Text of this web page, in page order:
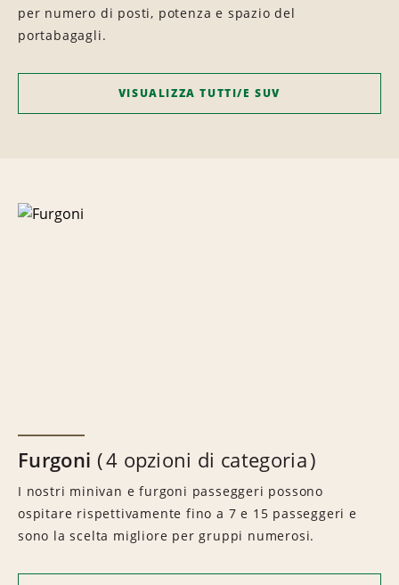
per numero di posti, potenza e spazio del
portabagagli.
VISUALIZZA TUTTI/E SUV
Furgoni 4 opzioni di categoria
I nostri minivan e furgoni passeggeri possono
ospitare rispettivamente fino a 7 e 15 passeggeri e
sono la scelta migliore per gruppi numerosi.